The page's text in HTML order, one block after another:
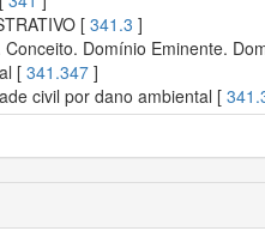
[ 341.3 ]
Domínio Eminente.
[ 341.347 ]
civil por dano ambiental [